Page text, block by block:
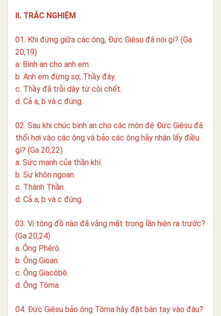
II. TRẮC NGHIỆM
01. Khi đứng giữa các ông, Đức Giêsu đã nói gì? (Ga
20,19)
a. Bình an cho anh em.
b. Anh em đừng sợ, Thầy đây.
c. Thầy đã trỗi dậy từ cõi chết.
d. Cả a, b và c đúng.
02. Sau khi chúc bình an cho các môn đệ Đức Giêsu đã
thổi hơi vào các ông và bảo các ông hãy nhận lấy điều
gì? (Ga 20,22)
a. Sức mạnh của thần khí.
b. Sự khôn ngoan.
c. Thánh Thần.
d. Cả a, b và c đúng.
03. Vị tông đồ nào đã vắng mặt trong lần hiện ra trước?
(Ga 20,24)
a. Ông Phêrô.
b. Ông Gioan.
c. Ông Giacôbê.
d. Ông Tôma.
04. Đức Giêsu bảo ông Tôma hãy đặt bàn tay vào đâu?